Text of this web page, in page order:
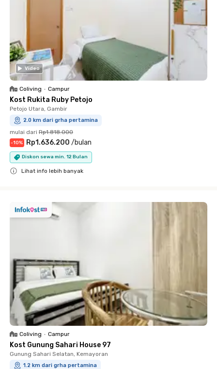
Video
Coliving • Campur
Kost Rukita Ruby Petojo
Petojo Utara, Gambir
2.0 km dari grha pertamina
mulai dari Rp1.818.000
-10% Rp1.636.200 /bulan
Diskon sewa min. 12 Bulan
Lihat info lebih banyak
Coliving • Campur
Kost Gunung Sahari House 97
Gunung Sahari Selatan, Kemayoran
1.2 km dari grha pertamina